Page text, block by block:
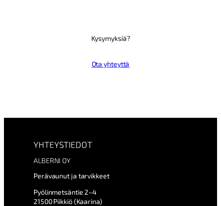
Kysymyksiä?
Ota yhteyttä
YHTEYSTIEDOT
ALBERNI OY
Perävaunut ja tarvikkeet
Pyölinmetsäntie 2–4
21500 Piikkiö (Kaarina)